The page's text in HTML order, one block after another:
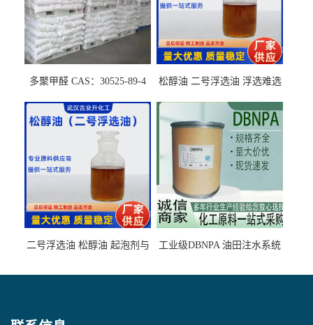
多聚甲醛 CAS：30525-89-4
松醇油 二号浮选油 浮选难选
石墨矿
二号浮选油 松醇油 起泡剂与
工业级DBNPA 油田注水系统